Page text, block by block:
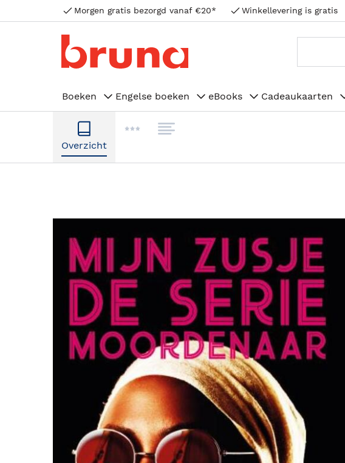
Morgen gratis bezorgd vanaf €20* Winkellevering is gratis
Boeken Engelse boeken eBooks Cadeaukaarten
Overzicht